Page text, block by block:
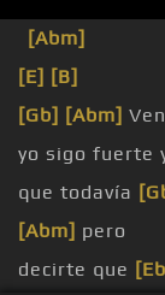
[Abm]
[E] [B]
[Gb] [Abm]
yo sigo fuerte
que todavía
[Abm] pero
decirte que